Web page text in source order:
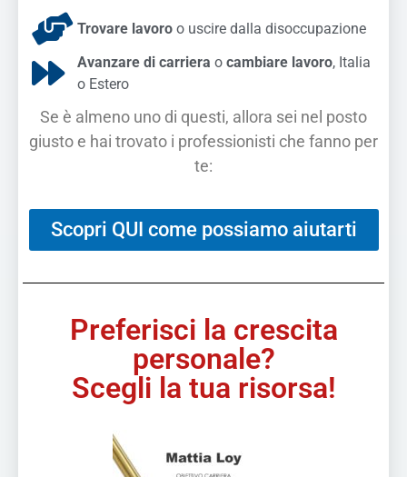
Trovare lavoro o uscire dalla disoccupazione
Avanzare di carriera o cambiare lavoro, Italia
o Estero
Se è almeno uno di questi, allora sei nel posto
giusto e hai trovato i professionisti che fanno per
te:
Scopri QUI come possiamo aiutarti
Preferisci la crescita
personale?
Scegli la tua risorsa!